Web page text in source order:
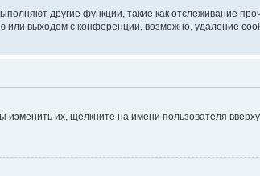
другие функции, такие как отслеживание
или выходом с конференции, возможно, удаление
их, щёлкните на имени пользователя